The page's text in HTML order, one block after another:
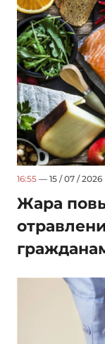
16:55 — 15 / 07 / 2026
Жара